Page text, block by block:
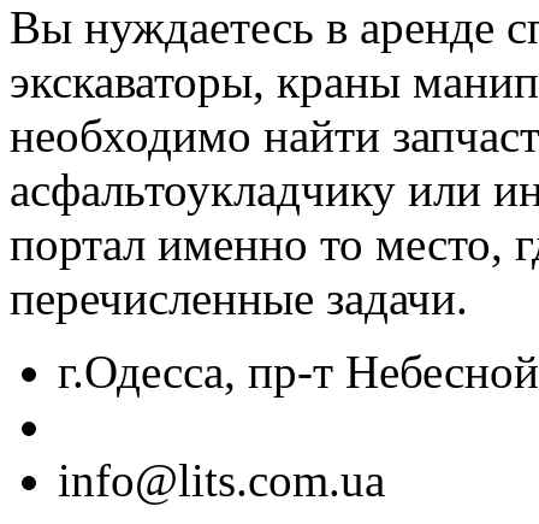
Вы нуждаетесь в аренде
экскаваторы, краны
необходимо найти
асфальтоукладчику или
портал именно то место,
перечисленные задачи.
г.Одесса, пр-т
info@lits.com.ua